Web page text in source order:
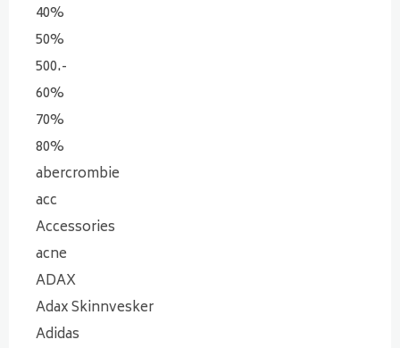
40%
50%
500.-
60%
70%
80%
abercrombie
acc
Accessories
acne
ADAX
Adax Skinnvesker
Adidas